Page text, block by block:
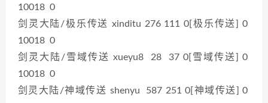
10018 0
剑灵大陆/极乐传送 xinditu 276 111 0[极乐传送] 0
10018 0
剑灵大陆/雪域传送 xueyu8 28 37 0[雪域传送] 0
10018 0
剑灵大陆/神域传送 shenyu 587 251 0[神域传送] 0